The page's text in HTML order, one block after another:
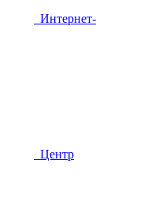
Интернет-
Центр